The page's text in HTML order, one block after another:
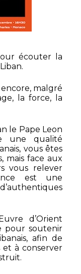
écouter la
malgré
la force, la
le Pape Leon
une qualité
vous êtes
mais face aux
vous relever
est une
d’Orient
pour soutenir
afin de
et à conserver